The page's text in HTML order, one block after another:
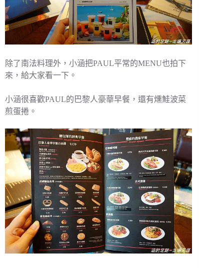
除了南法料理外，小涵把PAUL平常的MENU也拍下
來，給大家看一下。
小涵很喜歡PAUL的巴黎人豪華早餐，還有燻鮭波菜
煎蛋捲。